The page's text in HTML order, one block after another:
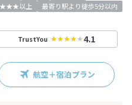
以上
最寄り駅より徒歩5分以内
TrustYou 4.1
航空＋宿泊プラン